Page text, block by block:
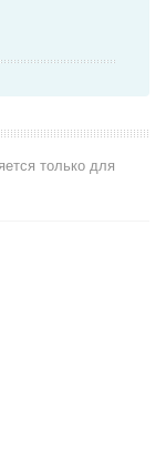
только для